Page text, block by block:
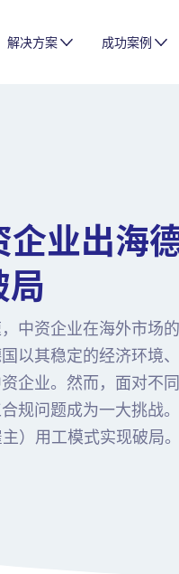
解决方案 成功案例
企业出海
局
中资企业在海外市场
以其稳定的经济环境
企业。然而，面对不
规问题成为一大挑战
）用工模式实现破局。